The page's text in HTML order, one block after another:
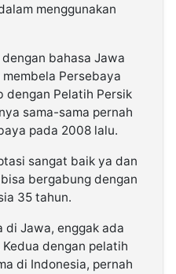
menggunakan
bahasa Jawa
Persebaya
dengan Pelatih Persik
sama-sama pernah
pada 2008 lalu.
sangat baik ya dan
bergabung dengan
35 tahun.
di Jawa, enggak ada
dengan pelatih
di Indonesia, pernah